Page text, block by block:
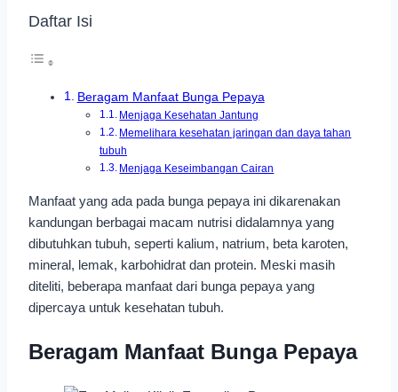
Daftar Isi
Beragam Manfaat Bunga Pepaya
Menjaga Kesehatan Jantung
Memelihara kesehatan jaringan dan daya tahan
tubuh
Menjaga Keseimbangan Cairan
Manfaat yang ada pada bunga pepaya ini dikarenakan
kandungan berbagai macam nutrisi didalamnya yang
dibutuhkan tubuh, seperti kalium, natrium, beta karoten,
mineral, lemak, karbohidrat dan protein. Meski masih
diteliti, beberapa manfaat dari bunga pepaya yang
dipercaya untuk kesehatan tubuh.
Beragam Manfaat Bunga Pepaya